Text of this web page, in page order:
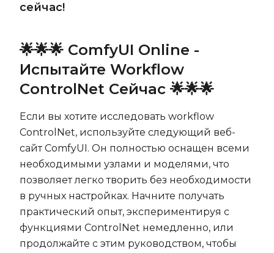
сейчас!
🌟🌟🌟 ComfyUI Online -
Испытайте Workflow
ControlNet Сейчас 🌟🌟🌟
Если вы хотите исследовать workflow
ControlNet, используйте следующий веб-
сайт ComfyUI. Он полностью оснащен всеми
необходимыми узлами и моделями, что
позволяет легко творить без необходимости
в ручных настройках. Начните получать
практический опыт, экспериментируя с
функциями ControlNet немедленно, или
продолжайте с этим руководством, чтобы